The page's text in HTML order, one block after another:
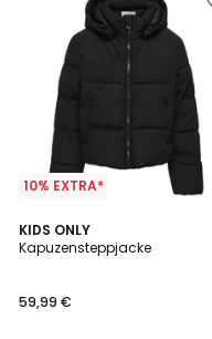
10% EXTRA*
KIDS ONLY
Kapuzensteppjacke
59,99 €
5
/